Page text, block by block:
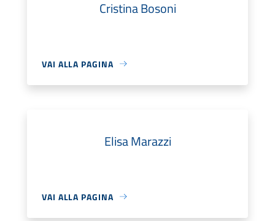
Cristina Bosoni
VAI ALLA PAGINA
Elisa Marazzi
VAI ALLA PAGINA